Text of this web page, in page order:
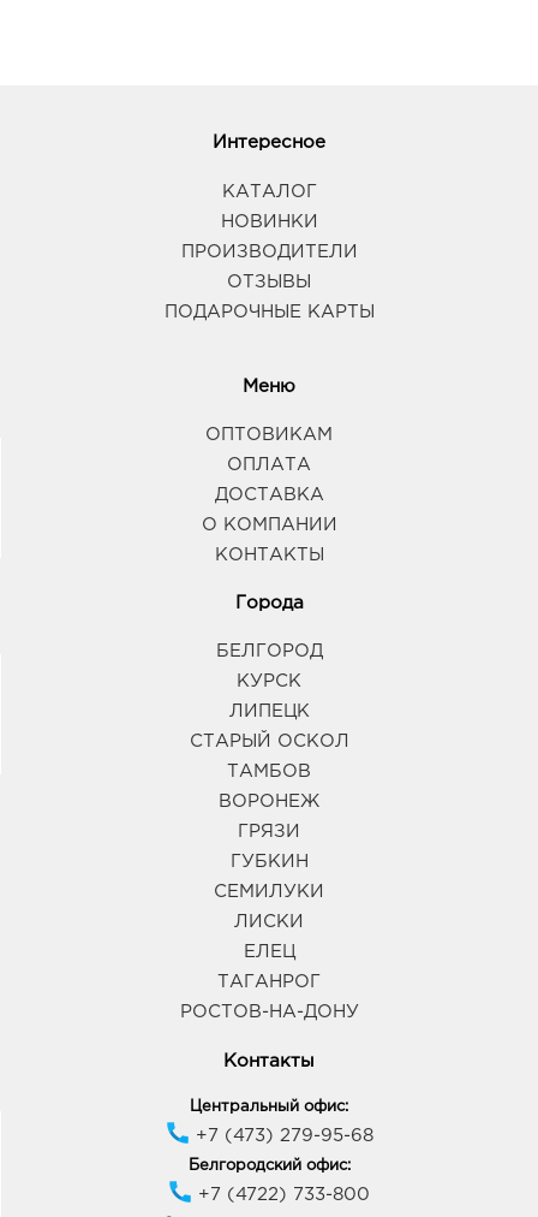
Интересное
КАТАЛОГ
НОВИНКИ
ПРОИЗВОДИТЕЛИ
ОТЗЫВЫ
ПОДАРОЧНЫЕ КАРТЫ
Меню
ОПТОВИКАМ
ОПЛАТА
ДОСТАВКА
О КОМПАНИИ
КОНТАКТЫ
Города
БЕЛГОРОД
КУРСК
ЛИПЕЦК
СТАРЫЙ ОСКОЛ
ТАМБОВ
ВОРОНЕЖ
ГРЯЗИ
ГУБКИН
СЕМИЛУКИ
ЛИСКИ
ЕЛЕЦ
ТАГАНРОГ
РОСТОВ-НА-ДОНУ
Контакты
Центральный офис:
+7 (473) 279-95-68
Белгородский офис:
+7 (4722) 733-800